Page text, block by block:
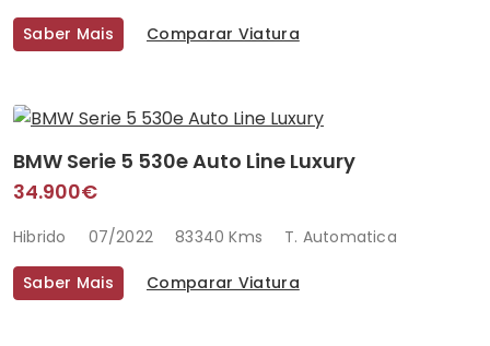
Saber Mais Comparar Viatura
BMW Serie 5 530e Auto Line Luxury
34.900€
Hibrido 07/2022 83340 Kms T. Automatica
Saber Mais Comparar Viatura